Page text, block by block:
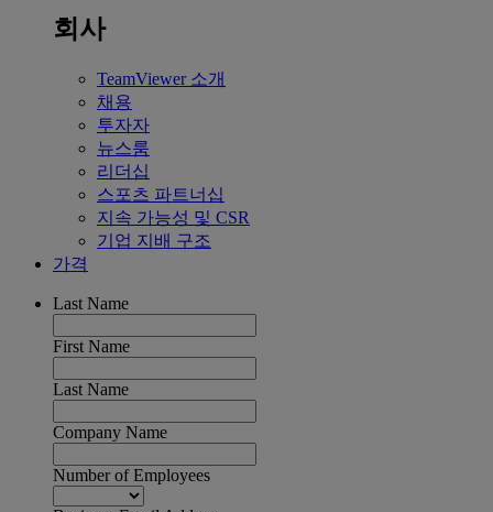
회사
TeamViewer 소개
채용
투자자
뉴스룸
리더십
스포츠 파트너십
지속 가능성 및 CSR
기업 지배 구조
가격
Last Name
First Name
Last Name
Company Name
Number of Employees